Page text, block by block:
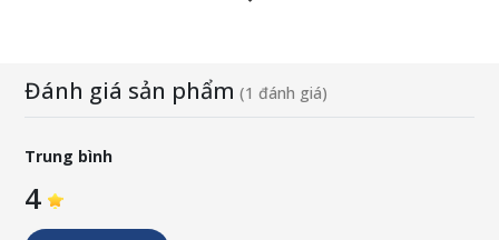
Chất nhũ hóa: lecithin đậu nành
Quy cách: 100g/ hộp
Đánh giá sản phẩm (1 đánh giá)
Trung bình
4